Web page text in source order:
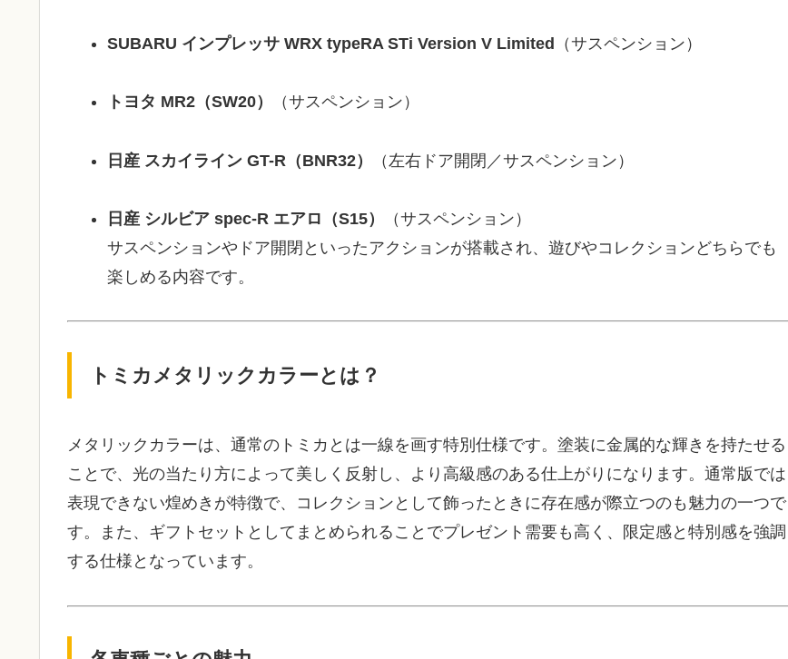
SUBARU インプレッサ WRX typeRA STi Version V Limited （サスペンション）
トヨタ MR2（SW20） （サスペンション）
日産 スカイライン GT-R（BNR32） （左右ドア開閉／サスペンション）
日産 シルビア spec-R エアロ（S15）
（サスペンション）
サスペンションやドア開閉といったアクションが搭載され、遊びやコレクションどちらでも
楽しめる内容です。
トミカメタリックカラーとは？
メタリックカラーは、通常のトミカとは一線を画す特別仕様です。塗装に金属的な輝きを持たせる
ことで、光の当たり方によって美しく反射し、より高級感のある仕上がりになります。通常版では
表現できない煌めきが特徴で、コレクションとして飾ったときに存在感が際立つのも魅力の一つで
す。また、ギフトセットとしてまとめられることでプレゼント需要も高く、限定感と特別感を強調
する仕様となっています。